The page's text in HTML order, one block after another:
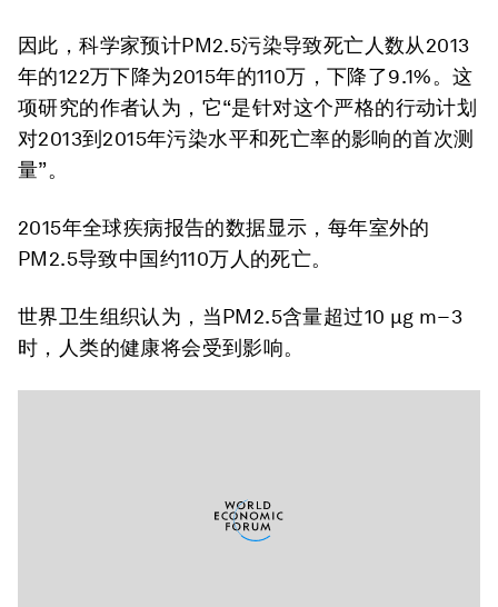
因此，科学家预计PM2.5污染导致死亡人数从2013
年的122万下降为2015年的110万，下降了9.1%。这
项研究的作者认为，它“是针对这个严格的行动计划
对2013到2015年污染水平和死亡率的影响的首次测
量”。
2015年全球疾病报告的数据显示，每年室外的
PM2.5导致中国约110万人的死亡。
世界卫生组织认为，当PM2.5含量超过10 μg m−3
时，人类的健康将会受到影响。